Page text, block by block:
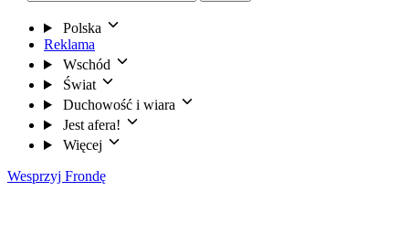
Polska
Reklama
Wschód
Świat
Duchowość i wiara
Jest afera!
Więcej
Wesprzyj Frondę